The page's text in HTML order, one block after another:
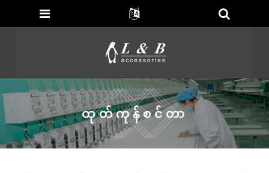
ထုတ်ကုန်စင်တာ